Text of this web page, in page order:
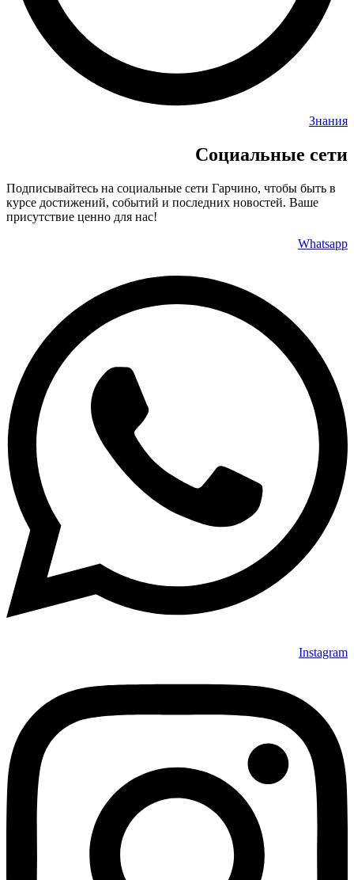
Знания
Социальные сети
Подписывайтесь на социальные сети Гарчино, чтобы быть в
курсе достижений, событий и последних новостей. Ваше
присутствие ценно для нас!
Whatsapp
Instagram